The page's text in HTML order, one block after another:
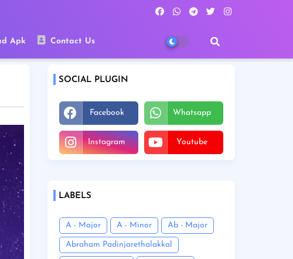
Apk Contact Us
SOCIAL PLUGIN
Facebook Whatsapp
Instagram Youtube
LABELS
A - Major A - Minor Ab - Major
Abraham Padinjarethalakkal